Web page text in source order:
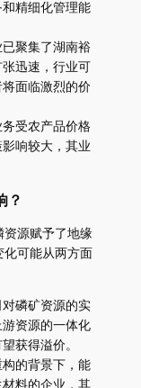
精细化管理能
聚集了湖南裕
迅速，行业可
面临激烈的价
受农产品价格
响较大，其业
？
资源赋予了地缘
化可能从两方面
磷矿资源的实
资源的一体化
获得溢价。
的背景下，能
料的企业，其